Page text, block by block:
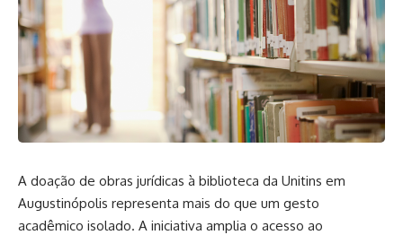
A doação de obras jurídicas à biblioteca da Unitins em
Augustinópolis representa mais do que um gesto
acadêmico isolado. A iniciativa amplia o acesso ao